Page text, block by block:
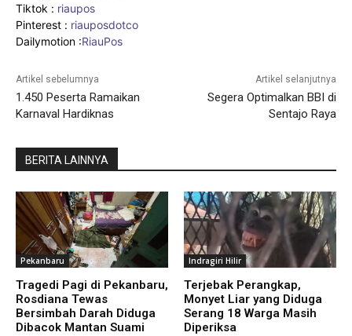
Tiktok : riaupos
Pinterest : riauposdotco
Dailymotion :RiauPos
Artikel sebelumnya
1.450 Peserta Ramaikan
Karnaval Hardiknas
Artikel selanjutnya
Segera Optimalkan BBI di
Sentajo Raya
BERITA LAINNYA
Pekanbaru
Tragedi Pagi di Pekanbaru,
Rosdiana Tewas
Bersimbah Darah Diduga
Dibacok Mantan Suami
Indragiri Hilir
Terjebak Perangkap,
Monyet Liar yang Diduga
Serang 18 Warga Masih
Diperiksa